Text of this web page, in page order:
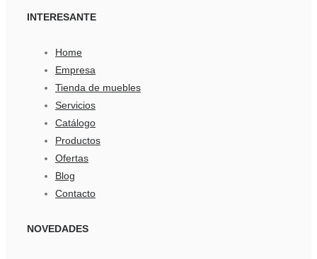
INTERESANTE
Home
Empresa
Tienda de muebles
Servicios
Catálogo
Productos
Ofertas
Blog
Contacto
NOVEDADES